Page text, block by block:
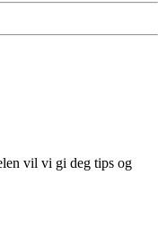
vil vi gi deg tips og